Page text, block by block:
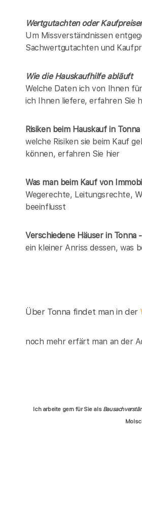
Wertgutachten oder
Um Missverständnissen
Sachwertgutachten und
Wie die Hauskaufhilfe abläuft
Welche Daten ich von Ihnen
ich Ihnen liefere, erfahren Sie
Risiken beim Hauskaufin Tonna
welche Risiken sie beim Kauf
können, erfahren Sie hier
Was man beim Kauf von
Wegerechte, Leitungsrechte,
beeinflusst
Verschiedene Häuser in Tonna
ein kleiner Anriss dessen, was
Über Tonna findet man in der
noch mehr erfärt man an der
Ich arbeite gern für Sie als